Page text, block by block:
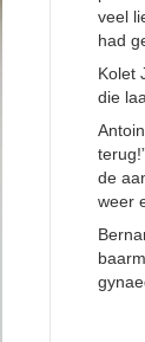
veel
had
Kolet
die
de
weer